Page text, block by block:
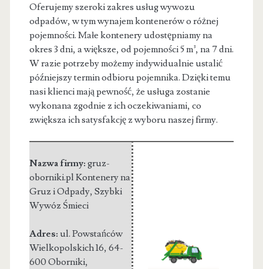
Oferujemy szeroki zakres usług wywozu
odpadów, w tym wynajem kontenerów o różnej
pojemności. Małe kontenery udostępniamy na
okres 3 dni, a większe, od pojemności 5 m³, na 7 dni.
W razie potrzeby możemy indywidualnie ustalić
późniejszy termin odbioru pojemnika. Dzięki temu
nasi klienci mają pewność, że usługa zostanie
wykonana zgodnie z ich oczekiwaniami, co
zwiększa ich satysfakcję z wyboru naszej firmy.
Nazwa firmy: gruz-
oborniki.pl Kontenery na
Gruz i Odpady, Szybki
Wywóz Śmieci
Adres: ul. Powstańców
Wielkopolskich 16, 64-
600 Oborniki,